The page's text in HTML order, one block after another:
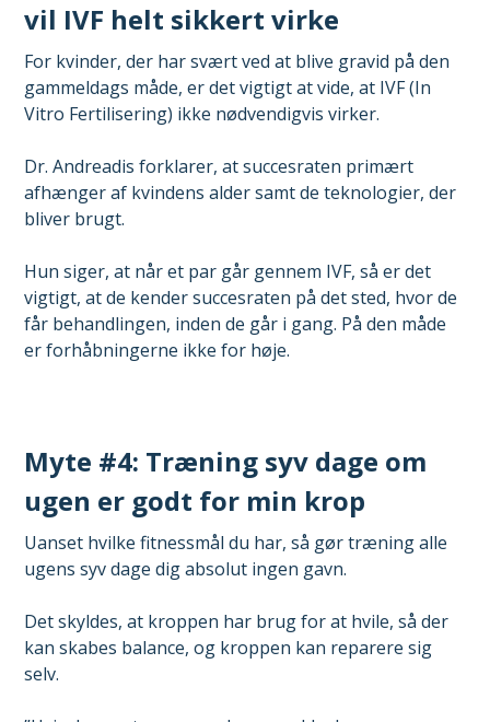
vil IVF helt sikkert virke
For kvinder, der har svært ved at blive gravid på den
gammeldags måde, er det vigtigt at vide, at IVF (In
Vitro Fertilisering) ikke nødvendigvis virker.
Dr. Andreadis forklarer, at succesraten primært
afhænger af kvindens alder samt de teknologier, der
bliver brugt.
Hun siger, at når et par går gennem IVF, så er det
vigtigt, at de kender succesraten på det sted, hvor de
får behandlingen, inden de går i gang. På den måde
er forhåbningerne ikke for høje.
Myte #4: Træning syv dage om
ugen er godt for min krop
Uanset hvilke fitnessmål du har, så gør træning alle
ugens syv dage dig absolut ingen gavn.
Det skyldes, at kroppen har brug for at hvile, så der
kan skabes balance, og kroppen kan reparere sig
selv.